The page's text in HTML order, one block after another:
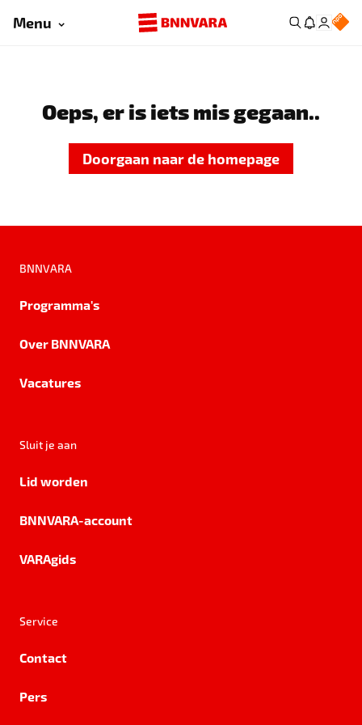
Menu
Oeps, er is iets mis gegaan..
Doorgaan naar de homepage
BNNVARA
Programma's
Over BNNVARA
Vacatures
Sluit je aan
Lid worden
BNNVARA-account
VARAgids
Service
Contact
Pers